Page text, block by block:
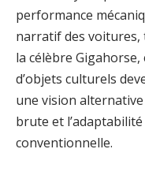
performance
narratif des voitures,
la célèbre
d’objets culturels
une vision
brute et
conventionnelle.